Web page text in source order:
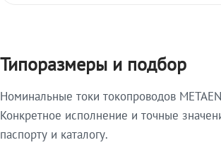
Типоразмеры и подбор
Номинальные токи токопроводов
Конкретное исполнение и точные
паспорту и каталогу.